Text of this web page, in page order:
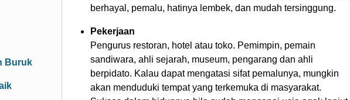
Buruk
berhayal, pemalu, hatinya lembek, dan mudah tersinggung.
Pekerjaan
Pengurus restoran, hotel atau toko. Pemimpin, pemain
sandiwara, ahli sejarah, museum, pengarang dan ahli
berpidato. Kalau dapat mengatasi sifat pemalunya, mungkin
akan menduduki tempat yang terkemuka di masyarakat.